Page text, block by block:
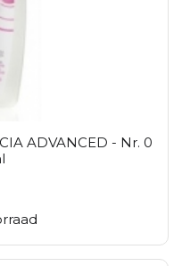
ADVANCED - Nr. 0